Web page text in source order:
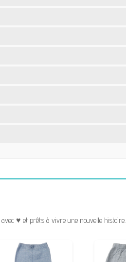
♥ et prêts à vivre une nouvelle histoire.